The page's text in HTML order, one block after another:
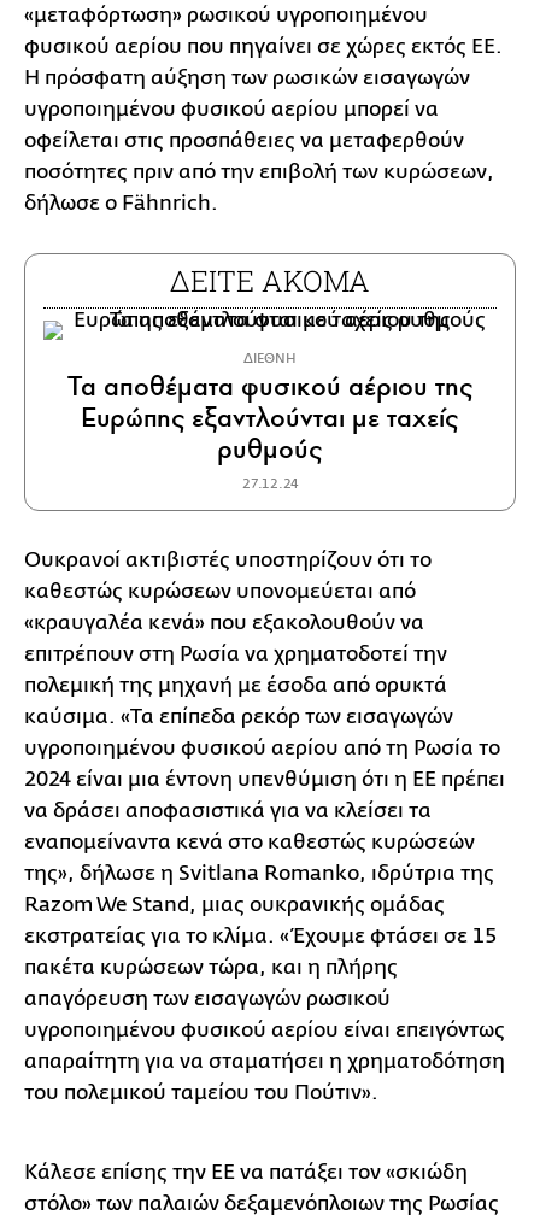
«μεταφόρτωση» ρωσικού υγροποιημένου
φυσικού αερίου που πηγαίνει σε χώρες εκτός ΕΕ.
Η πρόσφατη αύξηση των ρωσικών εισαγωγών
υγροποιημένου φυσικού αερίου μπορεί να
οφείλεται στις προσπάθειες να μεταφερθούν
ποσότητες πριν από την επιβολή των κυρώσεων,
δήλωσε ο Fähnrich.
ΔΕΙΤΕ ΑΚΟΜΑ
ΔΙΕΘΝΗ
Τα αποθέματα φυσικού αέριου της
Ευρώπης εξαντλούνται με ταχείς
ρυθμούς
27.12.24
Ουκρανοί ακτιβιστές υποστηρίζουν ότι το
καθεστώς κυρώσεων υπονομεύεται από
«κραυγαλέα κενά» που εξακολουθούν να
επιτρέπουν στη Ρωσία να χρηματοδοτεί την
πολεμική της μηχανή με έσοδα από ορυκτά
καύσιμα. «Τα επίπεδα ρεκόρ των εισαγωγών
υγροποιημένου φυσικού αερίου από τη Ρωσία το
2024 είναι μια έντονη υπενθύμιση ότι η ΕΕ πρέπει
να δράσει αποφασιστικά για να κλείσει τα
εναπομείναντα κενά στο καθεστώς κυρώσεών
της», δήλωσε η Svitlana Romanko, ιδρύτρια της
Razom We Stand, μιας ουκρανικής ομάδας
εκστρατείας για το κλίμα. «Έχουμε φτάσει σε 15
πακέτα κυρώσεων τώρα, και η πλήρης
απαγόρευση των εισαγωγών ρωσικού
υγροποιημένου φυσικού αερίου είναι επειγόντως
απαραίτητη για να σταματήσει η χρηματοδότηση
του πολεμικού ταμείου του Πούτιν».
Κάλεσε επίσης την ΕΕ να πατάξει τον «σκιώδη
στόλο» των παλαιών δεξαμενόπλοιων της Ρωσίας